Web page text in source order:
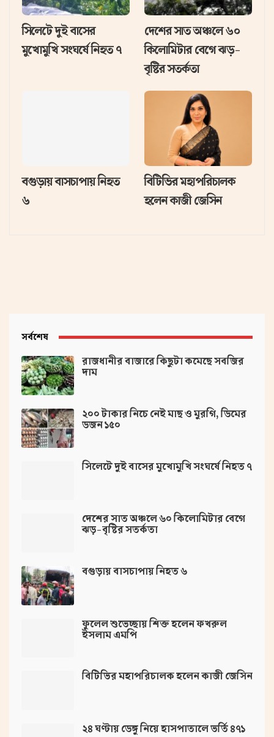
সিলেটে দুই বাসের
মুখোমুখি সংঘর্ষে নিহত ৭
দেশের সাত অঞ্চলে ৬০
কিলোমিটার বেগে ঝড়-
বৃষ্টির সতর্কতা
বগুড়ায় বাসচাপায় নিহত
৬
বিটিভির মহাপরিচালক
হলেন কাজী জেসিন
সর্বশেষ
রাজধানীর বাজারে কিছুটা কমেছে সবজির
দাম
২০০ টাকার নিচে নেই মাছ ও মুরগি, ডিমের
ডজন ১৫০
সিলেটে দুই বাসের মুখোমুখি সংঘর্ষে নিহত ৭
দেশের সাত অঞ্চলে ৬০ কিলোমিটার বেগে
ঝড়-বৃষ্টির সতর্কতা
বগুড়ায় বাসচাপায় নিহত ৬
ফুলেল শুভেচ্ছায় শিক্ত হলেন ফখরুল
ইসলাম এমপি
বিটিভির মহাপরিচালক হলেন কাজী জেসিন
২৪ ঘণ্টায় ডেঙ্গু নিয়ে হাসপাতালে ভর্তি ৪৭১